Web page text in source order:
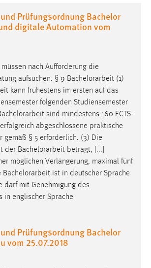
Prüfungsordnung Bachelor
digitale Automation vom
nach Aufforderung die
aufsuchen. § 9 Bachelorarbeit (1)
kann frühestens im ersten auf das
folgenden Studiensemester
sind mindestens 160 ECTS-
abgeschlossene praktische
gemäß § 5 erforderlich. (3) Die
der Bachelorarbeit beträgt, [...]
möglichen Verlängerung, maximal fünf
Bachelorarbeit ist in deutscher Sprache
darf mit Genehmigung des
in englischer Sprache
Prüfungsordnung Bachelor
vom 25.07.2018
Seitenauslieferung wird in diesem Cookie
ob man eingeloggt ist.
preference
die gewählte Sprache der Website.